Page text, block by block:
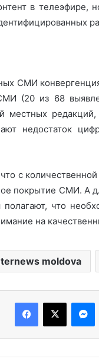
в
СМИ
(20 из 68
местных
недостаток
с
покрытие СМИ. А
полагают, что
на
moldova
Facebook
X